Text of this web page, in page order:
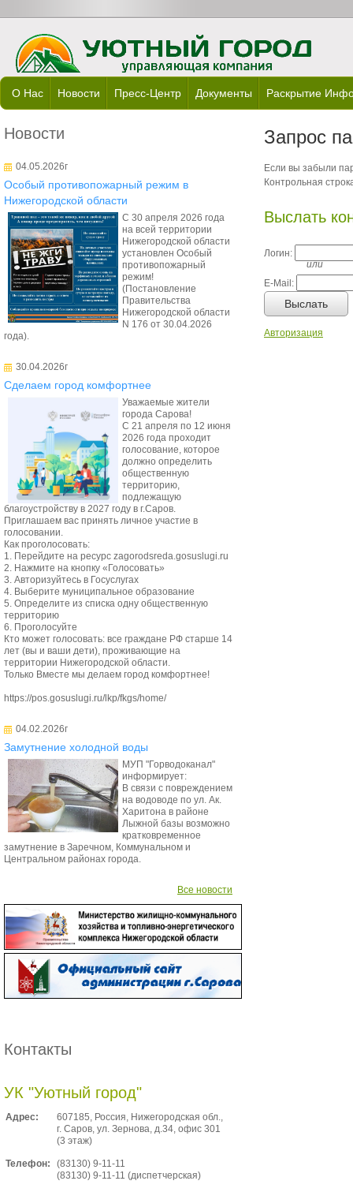
О Нас Новости Пресс-Центр Документы Раскрытие
Новости
04.05.2026г
Особый противопожарный режим в
Нижегородской области
С 30 апреля 2026 года
на всей территории
Нижегородской области
установлен Особый
противопожарный
режим!
(Постановление
Правительства
Нижегородской области
N 176 от 30.04.2026
года).
30.04.2026г
Сделаем город комфортнее
Уважаемые жители
города Сарова!
С 21 апреля по 12 июня
2026 года проходит
голосование, которое
должно определить
общественную
территорию,
подлежащую
благоустройству в 2027 году в г.Саров.
Приглашаем вас принять личное участие в
голосовании.
Как проголосовать:
1. Перейдите на ресурс zagorodsreda.gosuslugi.ru
2. Нажмите на кнопку «Голосовать»
3. Авторизуйтесь в Госуслугах
4. Выберите муниципальное образование
5. Определите из списка одну общественную
территорию
6. Проголосуйте
Кто может голосовать: все граждане РФ старше 14
лет (вы и ваши дети), проживающие на
территории Нижегородской области.
Только Вместе мы делаем город комфортнее!
https://pos.gosuslugi.ru/lkp/fkgs/home/
04.02.2026г
Замутнение холодной воды
МУП "Горводоканал"
информирует:
В связи с повреждением
на водоводе по ул. Ак.
Харитона в районе
Лыжной базы возможно
кратковременное
замутнение в Заречном, Коммунальном и
Центральном районах города.
Все новости
Контакты
УК "Уютный город"
Адрес:
607185, Россия, Нижегородская обл.,
г. Саров, ул. Зернова, д.34, офис 301
(3 этаж)
Телефон:
(83130) 9-11-11
(83130) 9-11-11 (диспетчерская)
Запрос
Если вы забыли
Контрольная
Выслать
Логин:
или
E-Mail:
Выслать
Авторизация